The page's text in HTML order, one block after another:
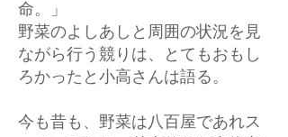
命。」
野菜のよしあしと周囲の状況を見
ながら行う競りは、とてもおもし
ろかったと小高さんは語る。
今も昔も、野菜は八百屋であれス